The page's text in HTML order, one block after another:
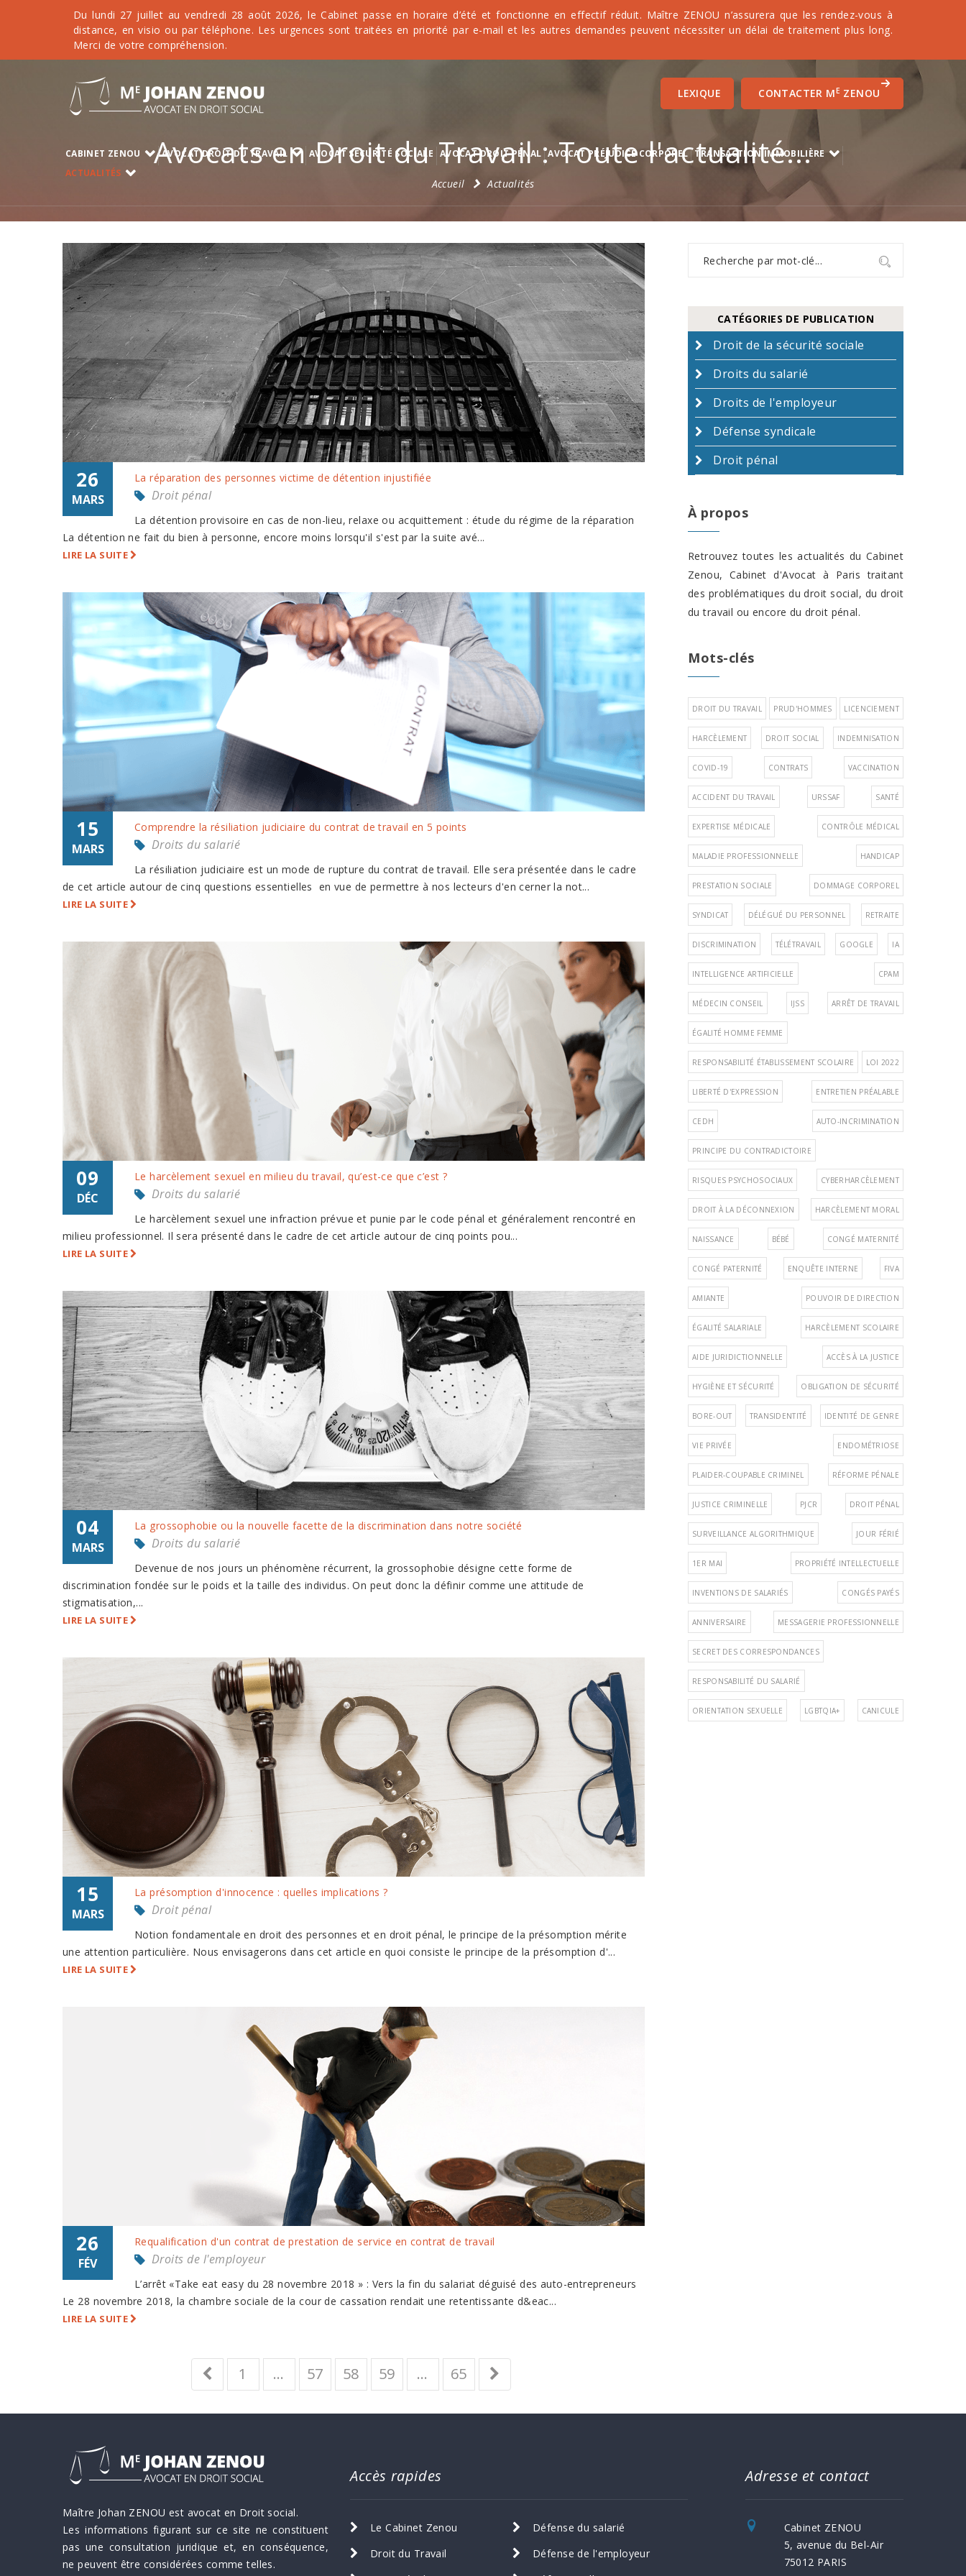
Du lundi 27 juillet au vendredi 28 août 2026, le Cabinet passe en horaire d’été et fonctionne en effectif réduit. Maître ZENOU n’assurera que les rendez-vous à
distance, en visio ou par téléphone. Les urgences sont traitées en priorité par e-mail et les autres demandes peuvent nécessiter un délai de traitement plus long.
Merci de votre compréhension.
CONTACTER ME ZENOU
LEXIQUE
CABINET ZENOU AVOCAT DROIT DU TRAVAIL AVOCAT SÉCURITÉ SOCIALE AVOCAT DROIT PÉNAL AVOCAT PRÉJUDICE CORPOREL TRANSACTION IMMOBILIÈRE
ACTUALITÉS
Avocats en Droit du Travail : Toute l'actualité...
Accueil Actualités
26
MARS
La réparation des personnes victime de détention injustifiée
Droit pénal
La détention provisoire en cas de non-lieu, relaxe ou acquittement : étude du régime de la réparation
La détention ne fait du bien à personne, encore moins lorsqu'il s'est par la suite avé...
LIRE LA SUITE
15
MARS
Comprendre la résiliation judiciaire du contrat de travail en 5 points
Droits du salarié
La résiliation judiciaire est un mode de rupture du contrat de travail. Elle sera présentée dans le cadre
de cet article autour de cinq questions essentielles en vue de permettre à nos lecteurs d'en cerner la not...
LIRE LA SUITE
09
DÉC
Le harcèlement sexuel en milieu du travail, qu’est-ce que c’est ?
Droits du salarié
Le harcèlement sexuel une infraction prévue et punie par le code pénal et généralement rencontré en
milieu professionnel. Il sera présenté dans le cadre de cet article autour de cinq points pou...
LIRE LA SUITE
04
MARS
La grossophobie ou la nouvelle facette de la discrimination dans notre société
Droits du salarié
Devenue de nos jours un phénomène récurrent, la grossophobie désigne cette forme de
discrimination fondée sur le poids et la taille des individus. On peut donc la définir comme une attitude de
stigmatisation,...
LIRE LA SUITE
15
MARS
La présomption d'innocence : quelles implications ?
Droit pénal
Notion fondamentale en droit des personnes et en droit pénal, le principe de la présomption mérite
une attention particulière. Nous envisagerons dans cet article en quoi consiste le principe de la présomption d'...
LIRE LA SUITE
26
FÉV
Requalification d'un contrat de prestation de service en contrat de travail
Droits de l'employeur
L’arrêt «Take eat easy du 28 novembre 2018 » : Vers la fin du salariat déguisé des auto-entrepreneurs
Le 28 novembre 2018, la chambre sociale de la cour de cassation rendait une retentissante d&eac...
LIRE LA SUITE
1 … 57 58 59 … 65
CATÉGORIES DE PUBLICATION
Droit de la sécurité sociale
Droits du salarié
Droits de l'employeur
Défense syndicale
Droit pénal
À propos
Retrouvez toutes les actualités du Cabinet
Zenou, Cabinet d'Avocat à Paris traitant
des problématiques du droit social, du droit
du travail ou encore du droit pénal.
Mots-clés
DROIT DU TRAVAIL PRUD'HOMMES LICENCIEMENT
HARCÈLEMENT DROIT SOCIAL INDEMNISATION
COVID-19 CONTRATS VACCINATION
ACCIDENT DU TRAVAIL URSSAF SANTÉ
EXPERTISE MÉDICALE CONTRÔLE MÉDICAL
MALADIE PROFESSIONNELLE HANDICAP
PRESTATION SOCIALE DOMMAGE CORPOREL
SYNDICAT DÉLÉGUÉ DU PERSONNEL RETRAITE
DISCRIMINATION TÉLÉTRAVAIL GOOGLE IA
INTELLIGENCE ARTIFICIELLE CPAM
MÉDECIN CONSEIL IJSS ARRÊT DE TRAVAIL
ÉGALITÉ HOMME FEMME
RESPONSABILITÉ ÉTABLISSEMENT SCOLAIRE LOI 2022
LIBERTÉ D'EXPRESSION ENTRETIEN PRÉALABLE
CEDH AUTO-INCRIMINATION
PRINCIPE DU CONTRADICTOIRE
RISQUES PSYCHOSOCIAUX CYBERHARCÈLEMENT
DROIT À LA DÉCONNEXION HARCÈLEMENT MORAL
NAISSANCE BÉBÉ CONGÉ MATERNITÉ
CONGÉ PATERNITÉ ENQUÊTE INTERNE FIVA
AMIANTE POUVOIR DE DIRECTION
ÉGALITÉ SALARIALE HARCÈLEMENT SCOLAIRE
AIDE JURIDICTIONNELLE ACCÈS À LA JUSTICE
HYGIÈNE ET SÉCURITÉ OBLIGATION DE SÉCURITÉ
BORE-OUT TRANSIDENTITÉ IDENTITÉ DE GENRE
VIE PRIVÉE ENDOMÉTRIOSE
PLAIDER-COUPABLE CRIMINEL RÉFORME PÉNALE
JUSTICE CRIMINELLE PJCR DROIT PÉNAL
SURVEILLANCE ALGORITHMIQUE JOUR FÉRIÉ
1ER MAI PROPRIÉTÉ INTELLECTUELLE
INVENTIONS DE SALARIÉS CONGÉS PAYÉS
ANNIVERSAIRE MESSAGERIE PROFESSIONNELLE
SECRET DES CORRESPONDANCES
RESPONSABILITÉ DU SALARIÉ
ORIENTATION SEXUELLE LGBTQIA+ CANICULE
Maître Johan ZENOU est avocat en Droit social.
Les informations figurant sur ce site ne constituent
pas une consultation juridique et, en conséquence,
ne peuvent être considérées comme telles.
Accès rapides
Le Cabinet Zenou
Droit du Travail
Défense du salarié
Défense de l'employeur
Adresse et contact
Cabinet ZENOU
5, avenue du Bel-Air
75012 PARIS